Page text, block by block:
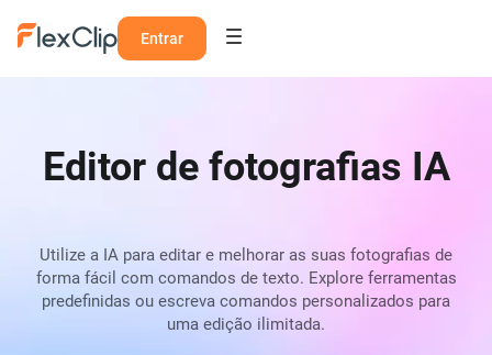
Entrar
Editor de fotografias IA
Utilize a IA para editar e melhorar as suas fotografias de
forma fácil com comandos de texto. Explore ferramentas
predefinidas ou escreva comandos personalizados para
uma edição ilimitada.